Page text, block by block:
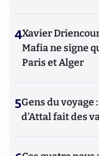
4Xavier
Mafia ne signe
Paris et Alger
5Gens du
d'Attal fait des